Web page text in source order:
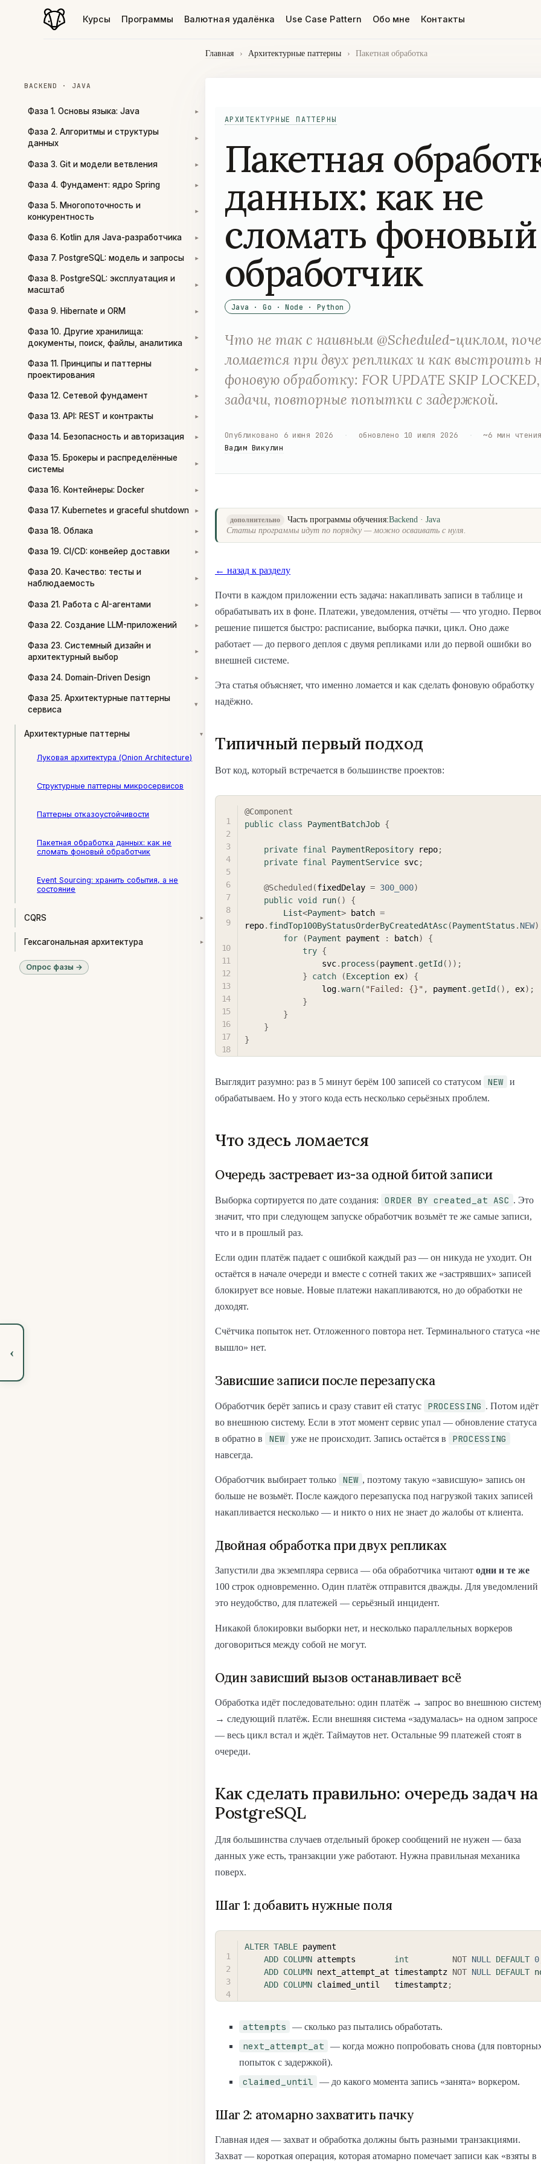
Курсы Программы Валютная удалёнка Use Case Pattern Обо мне Контакты
BACKEND · JAVA
Фаза 1. Основы языка: Java ▾
Фаза 2. Алгоритмы и структуры
данных
▾
Фаза 3. Git и модели ветвления ▾
Фаза 4. Фундамент: ядро Spring ▾
Фаза 5. Многопоточность и
конкурентность
▾
Фаза 6. Kotlin для Java-разработчика ▾
Фаза 7. PostgreSQL: модель и запросы ▾
Фаза 8. PostgreSQL: эксплуатация и
масштаб
▾
Фаза 9. Hibernate и ORM ▾
Фаза 10. Другие хранилища:
документы, поиск, файлы, аналитика
▾
Фаза 11. Принципы и паттерны
проектирования
▾
Фаза 12. Сетевой фундамент ▾
Фаза 13. API: REST и контракты ▾
Фаза 14. Безопасность и авторизация ▾
Фаза 15. Брокеры и распределённые
системы
▾
Фаза 16. Контейнеры: Docker ▾
Фаза 17. Kubernetes и graceful shutdown ▾
Фаза 18. Облака ▾
Фаза 19. CI/CD: конвейер доставки ▾
Фаза 20. Качество: тесты и
наблюдаемость
▾
Фаза 21. Работа с AI-агентами ▾
Фаза 22. Создание LLM-приложений ▾
Фаза 23. Системный дизайн и
архитектурный выбор
▾
Фаза 24. Domain-Driven Design ▾
Фаза 25. Архитектурные паттерны
сервиса
▾
Архитектурные паттерны ▾
Луковая архитектура (Onion Architecture)
Структурные паттерны микросервисов
Паттерны отказоустойчивости
Пакетная обработка данных: как не
сломать фоновый обработчик
Event Sourcing: хранить события, а не
состояние
CQRS ▾
Гексагональная архитектура ▾
Опрос фазы →
‹
Главная › Архитектурные паттерны › Пакетная обработка
АРХИТЕКТУРНЫЕ ПАТТЕРНЫ
Пакетная
данных: как не
сломать фоновый
обработчик
Java · Go · Node · Python
Что не так с наивным @Scheduled-циклом,
ломается при двух репликах и как выстроить
фоновую обработку: FOR UPDATE SKIP
задачи, повторные попытки с задержкой.
Опубликовано 6 июня 2026 обновлено 10 июля 2026 ~6 мин
Вадим Викулин
дополнительно Часть программы обучения:Backend · Java
Статьи программы идут по порядку — можно осваивать с нуля.
← назад к разделу
Почти в каждом приложении есть задача: накапливать записи в таблице и
обрабатывать их в фоне. Платежи, уведомления, отчёты — что угодно.
решение пишется быстро: расписание, выборка пачки, цикл. Оно даже
работает — до первого деплоя с двумя репликами или до первой ошибки во
внешней системе.
Эта статья объясняет, что именно ломается и как сделать фоновую обработку
надёжно.
Типичный первый подход
Вот код, который встречается в большинстве проектов:
@Component
public class PaymentBatchJob {
private final PaymentRepository repo;
private final PaymentService svc;
@Scheduled (fixedDelay = 300_000)
public void run( )
{
List<Payment> batch =
repo. findTop100ByStatusOrderByCreatedAtAsc(PaymentStatus . NEW)
for
(Payment payment : batch)
{
try {
                svc
. process (payment . getId ( ) ) ;
}
catch (Exception ex)
{
                log
.warn( "Failed: {}" , payment . getId ( ) , ex) ;
}
}
}
}
Выглядит разумно: раз в 5 минут берём 100 записей со статусом NEW и
обрабатываем. Но у этого кода есть несколько серьёзных проблем.
Что здесь ломается
Очередь застревает из-за одной битой записи
Выборка сортируется по дате создания: ORDER BY created_at ASC . Это
значит, что при следующем запуске обработчик возьмёт те же самые записи,
что и в прошлый раз.
Если один платёж падает с ошибкой каждый раз — он никуда не уходит. Он
остаётся в начале очереди и вместе с сотней таких же «застрявших» записей
блокирует все новые. Новые платежи накапливаются, но до обработки не
доходят.
Счётчика попыток нет. Отложенного повтора нет. Терминального статуса «не
вышло» нет.
Зависшие записи после перезапуска
Обработчик берёт запись и сразу ставит ей статус PROCESSING . Потом идёт
во внешнюю систему. Если в этот момент сервис упал — обновление статуса
в обратно в
NEW уже не происходит. Запись остаётся в PROCESSING
навсегда.
Обработчик выбирает только NEW , поэтому такую «зависшую» запись он
больше не возьмёт. После каждого перезапуска под нагрузкой таких записей
накапливается несколько — и никто о них не знает до жалобы от клиента.
Двойная обработка при двух репликах
Запустили два экземпляра сервиса — оба обработчика читают одни и те же
100 строк одновременно. Один платёж отправится дважды. Для уведомлений
это неудобство, для платежей — серьёзный инцидент.
Никакой блокировки выборки нет, и несколько параллельных воркеров
договориться между собой не могут.
Один зависший вызов останавливает всё
Обработка идёт последовательно: один платёж → запрос во внешнюю
→ следующий платёж. Если внешняя система «задумалась» на одном запросе
— весь цикл встал и ждёт. Таймаутов нет. Остальные 99 платежей стоят в
очереди.
Как сделать правильно: очередь задач на
PostgreSQL
Для большинства случаев отдельный брокер сообщений не нужен — база
данных уже есть, транзакции уже работают. Нужна правильная механика
поверх.
Шаг 1: добавить нужные поля
ALTER TABLE payment
ADD COLUMN attempts int NOT NULL DEFAULT 0
ADD COLUMN next_attempt_at timestamptz NOT NULL DEFAULT
ADD COLUMN claimed_until   timestamptz;
attempts — сколько раз пытались обработать.
next_attempt_at
— когда можно попробовать снова (для
попыток с задержкой).
claimed_until — до какого момента запись «занята» воркером.
Шаг 2: атомарно захватить пачку
Главная идея — захват и обработка должны быть разными транзакциями.
Захват — короткая операция, которая атомарно помечает записи как «взяты в